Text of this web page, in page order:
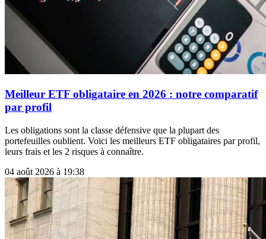
Meilleur ETF obligataire en 2026 : notre comparatif
par profil
Les obligations sont la classe défensive que la plupart des
portefeuilles oublient. Voici les meilleurs ETF obligataires par profil,
leurs frais et les 2 risques à connaître.
04 août 2026 à 19:38